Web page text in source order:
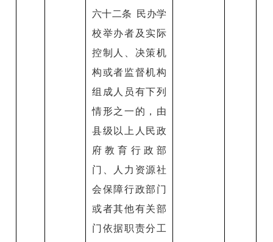
六十二条 民办学
校举办者及实际
控制人、决策机
构或者监督机构
组成人员有下列
情形之一的，由
县级以上人民政
府教育行政部
门、人力资源社
会保障行政部门
或者其他有关部
门依据职责分工